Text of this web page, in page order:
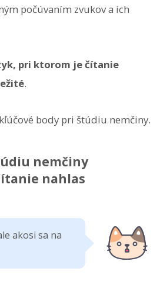
počúvaním zvukov a ich
pri ktorom je čítanie
.
body pri štúdiu nemčiny.
nemčiny
nahlas
akosi sa na